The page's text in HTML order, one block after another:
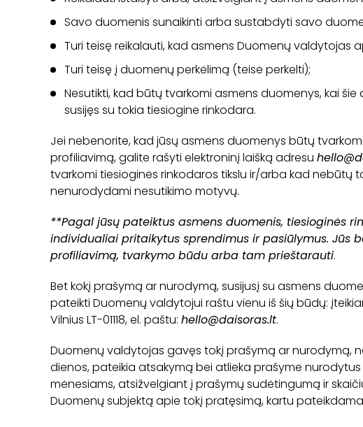
Savo duomenis sunaikinti arba sustabdyti savo
Turi teisę reikalauti, kad asmens Duomenų
Turi teisę į duomenų perkėlimą (teisė perkelti);
Nesutikti, kad būtų tvarkomi asmens duomenys, kai
susijęs su tokia tiesiogine rinkodara.
Jei nebenorite, kad jūsų asmens duomenys būtų
profiliavimą, galite rašyti elektroninį laišką adresu
tvarkomi tiesioginės rinkodaros tikslu ir/arba kad
nenurodydami nesutikimo motyvų.
**Pagal jūsų pateiktus asmens duomenis, tiesioginės
individualiai pritaikytus sprendimus ir pasiūlymus.
profiliavimą, tvarkymo būdu arba tam prieštarauti.
Bet kokį prašymą ar nurodymą, susijusį su asmens
pateikti Duomenų valdytojui raštu vienu iš šių būdų:
Vilnius LT-01118, el. paštu: hello@daisoras.lt.
Duomenų valdytojas gavęs tokį prašymą ar nurodymą,
dienos, pateikia atsakymą bei atlieka prašyme
mėnesiams, atsižvelgiant į prašymų sudėtingumą ir
Duomenų subjektą apie tokį pratęsimą, kartu